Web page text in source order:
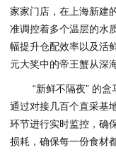
家家门店，在上海新建
准调控着多个温层的水
幅提升仓配效率以及活
元大奖中的帝王蟹从深
“新鲜不隔夜” 的
通过对接几百个直采基
环节进行实时监控，确
损耗，确保每⼀份⻝材